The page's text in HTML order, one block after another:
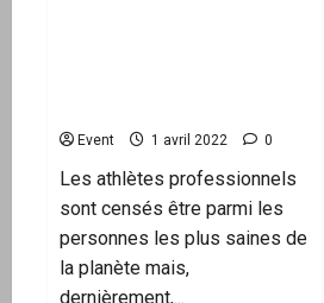
Event 1 avril 2022 0
Les athlètes professionnels
sont censés être parmi les
personnes les plus saines de
la planète mais,
dernièrement,...